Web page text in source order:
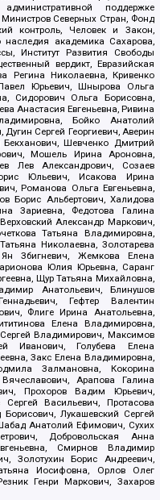
поддержке
Северных Стран, Фонд
контроль, Человек и Закон,
академика Сахарова,
Институт Развития Свободы
вердикт, Евразийская
Регина Николаевна, Кривенко
Юрьевич, Шнырова Ольга
Сидорович Ольга Борисовна,
Анастасия Евгеньевна, Ривина
Бойко Анатолий
Сергей Георгиевич, Аверин
Шевченко Дмитрий
Мошель Ирина Ароновна,
Лев Александрович, Созаев
Юльевич, Исакова Ирина
Романова Ольга Евгеньевна,
Борис Альбертович, Халидова
Зариевна, Федотова Галина
Александр Маркович,
Татьяна Владимировна,
Николаевна, Золотарева
Ян Збигневич, Жемкова Елена
Юлия Юрьевна, Саранг
Щур Татьяна Михайловна,
Анатольевич, Блинушов
Гефтер Валентин
Флиге Ирина Анатольевна,
Елена Владимировна,
Владимирович, Максимов
Иванович, Голубева Елена
Закс Елена Владимировна,
Залмановна, Кокорина
Арапова Галина
Прохоров Вадим Юрьевич,
Васильевич, Протасова
Лукашевский Сергей
Анатолий Ефимович, Сухих
Добровольская Анна
Смирнов Владимир
Золотухин Борис Андреевич,
Иосифовна, Орлов Олег
Генри Маркович, Захаров